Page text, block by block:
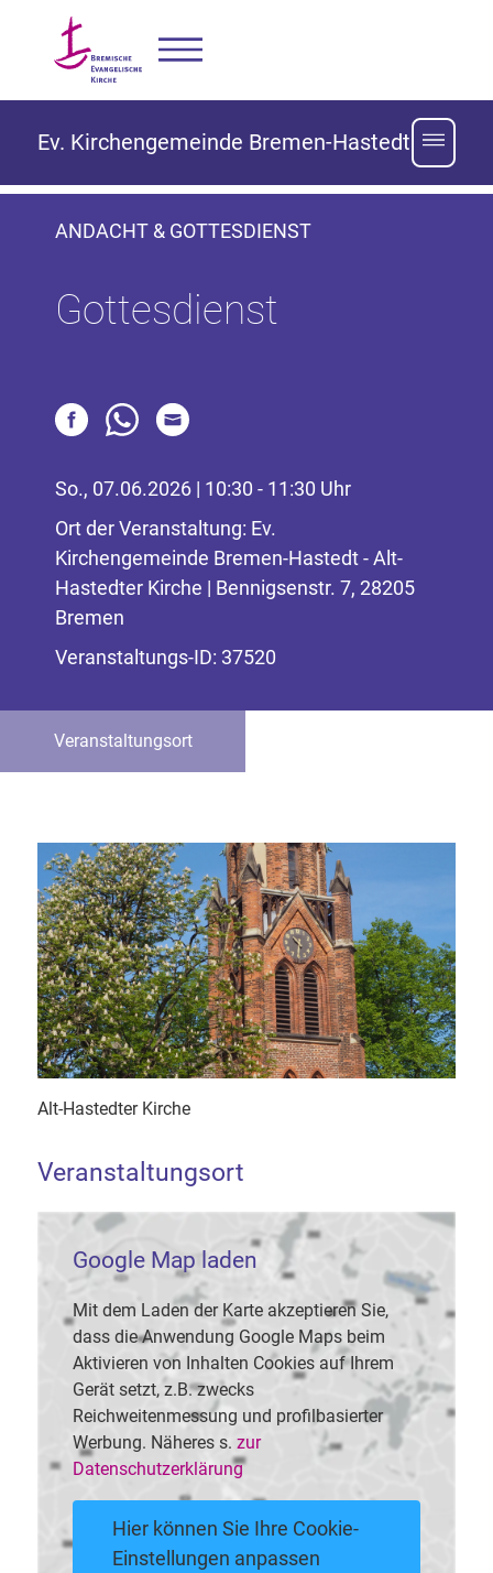
Ev. Kirchengemeinde Bremen-Hastedt
ANDACHT & GOTTESDIENST
Gottesdienst
So., 07.06.2026 | 10:30 - 11:30 Uhr
Ort der Veranstaltung: Ev.
Kirchengemeinde Bremen-Hastedt - Alt-
Hastedter Kirche | Bennigsenstr. 7, 28205
Bremen
Veranstaltungs-ID: 37520
Veranstaltungsort
Alt-Hastedter Kirche
Veranstaltungsort
Google Map laden
Mit dem Laden der Karte akzeptieren Sie,
dass die Anwendung Google Maps beim
Aktivieren von Inhalten Cookies auf Ihrem
Gerät setzt, z.B. zwecks
Reichweitenmessung und profilbasierter
Werbung. Näheres s. zur
Datenschutzerklärung
Hier können Sie Ihre Cookie-
Einstellungen anpassen